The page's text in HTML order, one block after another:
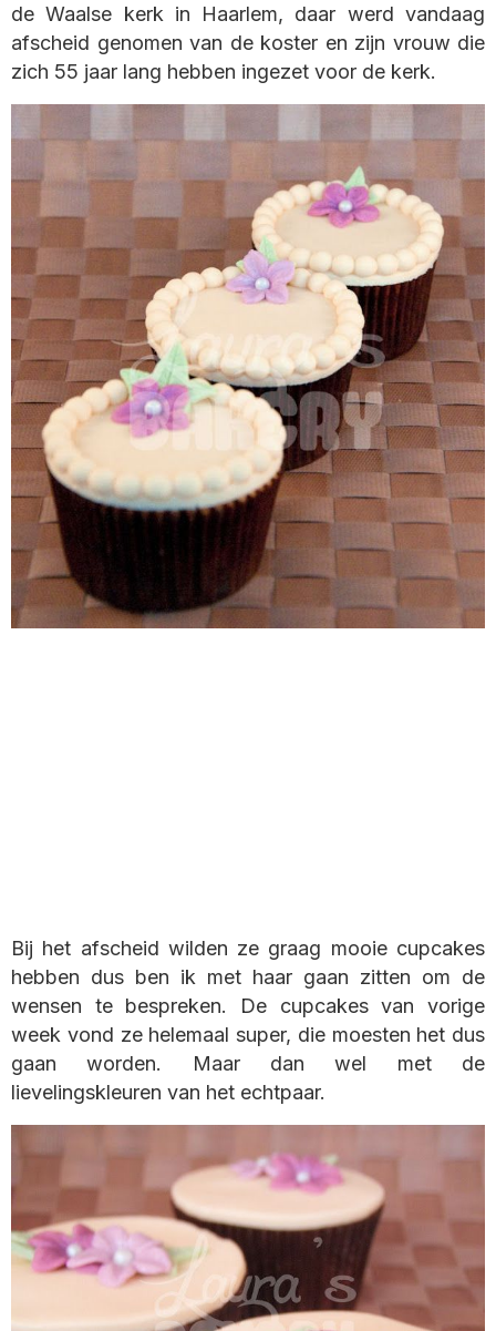
de Waalse kerk in Haarlem, daar werd vandaag
afscheid genomen van de koster en zijn vrouw die
zich 55 jaar lang hebben ingezet voor de kerk.
Bij het afscheid wilden ze graag mooie cupcakes
hebben dus ben ik met haar gaan zitten om de
wensen te bespreken. De cupcakes van vorige
week vond ze helemaal super, die moesten het dus
gaan worden. Maar dan wel met de
lievelingskleuren van het echtpaar.